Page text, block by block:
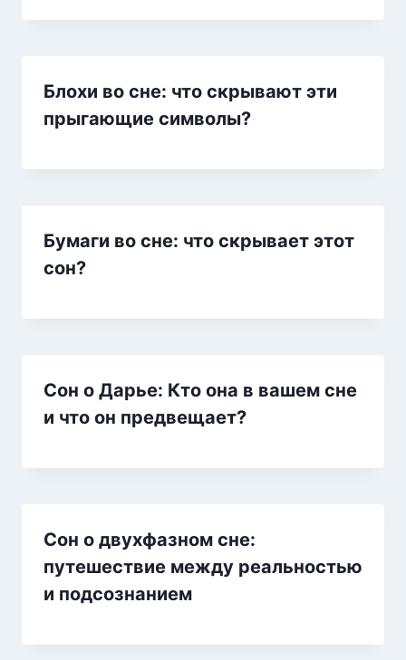
Блохи во сне: что скрывают эти
прыгающие символы?
Бумаги во сне: что скрывает этот
сон?
Сон о Дарье: Кто она в вашем сне
и что он предвещает?
Сон о двухфазном сне:
путешествие между реальностью
и подсознанием